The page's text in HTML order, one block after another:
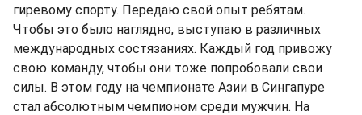
гиревому спорту. Передаю свой опыт ребятам.
Чтобы это было наглядно, выступаю в различных
международных состязаниях. Каждый год привожу
свою команду, чтобы они тоже попробовали свои
силы. В этом году на чемпионате Азии в Сингапуре
стал абсолютным чемпионом среди мужчин. На